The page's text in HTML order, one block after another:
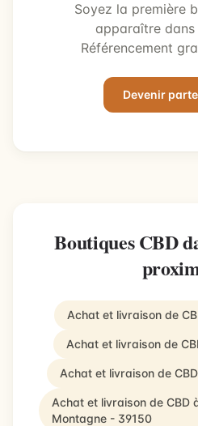
Soyez la première
apparaître
Référencement
Devenir
Boutiques CBD
Achat et livraison de
Achat et livraison de
Achat et livraison de
Achat et livraison de CBD
Montagne - 39150